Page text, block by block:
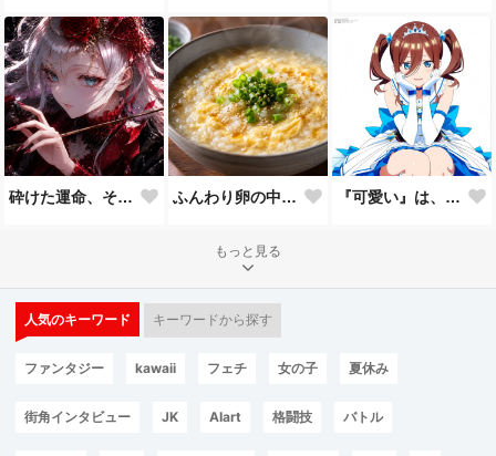
砕けた運命、それでも君を見つめて。 ふんわり卵の中華粥 『可愛い』は、一回じゃ足りない。🩵
もっと見る
人気のキーワード キーワードから探す
ファンタジー kawaii フェチ 女の子 夏休み
街角インタビュー JK AIart 格闘技 バトル